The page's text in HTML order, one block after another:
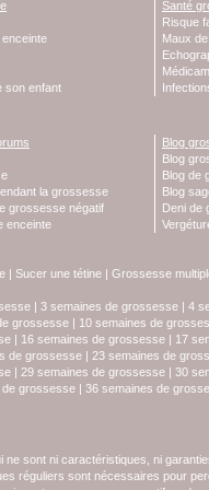
son enfant
Santé
Risque
Maux
la grossesse
grossesse négatif
enceinte
Blog
Blog
Blog de
Blog
Deni de
| Sucer une tétine | Grossesse
| 3 semaines de grossesse | 4
grossesse | 10 semaines de
| 16 semaines de grossesse | 17
de grossesse | 23 semaines de
| 29 semaines de grossesse | 30
grossesse | 36 semaines de
sont ni caractéristiques, ni
réguliers sont nécessaires pour